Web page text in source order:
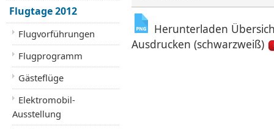
Herunterladen
Ausdrucken (schwarzweiß)
Flugtage 2012
Flugvorführungen
Flugprogramm
Gästeflüge
Elektromobil-
Ausstellung